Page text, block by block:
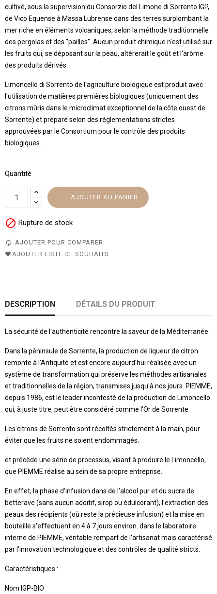
cultivé, sous la supervision du Consorzio del Limone di Sorrento IGP,
de Vico Equense à Massa Lubrense dans des terres surplombant la
mer riche en éléments volcaniques, selon la méthode traditionnelle
des pergolas et des "pailles". Aucun produit chimique n'est utilisé sur
les fruits qui, se déposant sur la peau, altérerait le goût et l'arôme
des produits dérivés.
Limoncello di Sorrento de l'agriculture biologique est produit avec
l'utilisation de matières premières biologiques (uniquement des
citrons mûris dans le microclimat exceptionnel de la côte ouest de
Sorrente) et préparé selon des réglementations strictes
approuvées par le Consortium pour le contrôle des produits
biologiques.
Quantité
AJOUTER AU PANIER
 Rupture de stock
AJOUTER POUR COMPARER
AJOUTER LISTE DE SOUHAITS
DESCRIPTION DÉTAILS DU PRODUIT
La sécurité de l'authenticité rencontre la saveur de la Méditerranée.
Dans la péninsule de Sorrente, la production de liqueur de citron
remonte à l'Antiquité et est encore aujourd'hui réalisée avec un
système de transformation qui préserve les méthodes artisanales
et traditionnelles de la région, transmises jusqu'à nos jours. PIEMME,
depuis 1986, est le leader incontesté de la production de Limoncello
qui, à juste titre, peut être considéré comme l'Or de Sorrente.
Les citrons de Sorrento sont récoltés strictement à la main, pour
éviter que les fruits ne soient endommagés.
et précède une série de processus, visant à produire le Limoncello,
que PIEMME réalise au sein de sa propre entreprise.
En effet, la phase d'infusion dans de l'alcool pur et du sucre de
betterave (sans aucun additif, sirop ou édulcorant), l'extraction des
peaux des récipients (où reste la précieuse infusion) et la mise en
bouteille s'effectuent en 4 à 7 jours environ. dans le laboratoire
interne de PIEMME, véritable rempart de l'artisanat mais caractérisé
par l'innovation technologique et des contrôles de qualité stricts.
Caractéristiques :
Nom IGP-BIO